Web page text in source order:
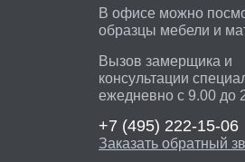
В офисе можно
образцы мебели и
Вызов замерщика и
консультации
ежедневно с 9.00 до
+7 (495) 222-15-06
Заказать обратный